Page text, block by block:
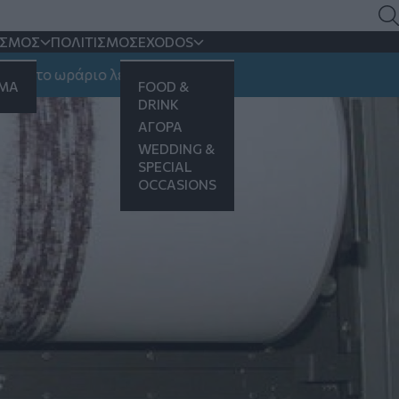
ΠΟΛΙΤΙΣΜΟΣEXODOS
FOOD &
DRINK
ΑΓΟΡΑ
WEDDING &
SPECIAL
OCCASIONS
λειτουργίας